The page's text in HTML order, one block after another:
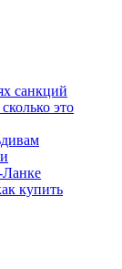
санкций
это
купить